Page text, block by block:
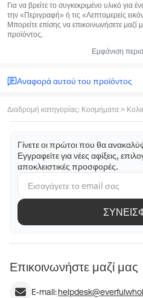
Για να βρείτε το συγκεκριμένο υλικό για
την «Περιγραφή» ή τις «Λεπτομερείς
Μπορείτε επίσης να επικοινωνήσετε
προϊόντος.
Εμφάνιση
Αναφορά αυτού του προϊόντος
Διαδρομή κατηγορίας: Κοσμήματα >
Γίνετε οι πρώτοι που θα
Εγγραφείτε για νέες αφίξεις,
αποκλειστικές προσφορές.
Επικοινωνήστε μαζί μας
E-mail: